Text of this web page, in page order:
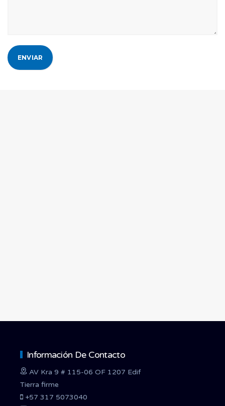
Información De Contacto
AV Kra 9 # 115-06 OF 1207 Edif
Tierra firme
+57 317 5073040